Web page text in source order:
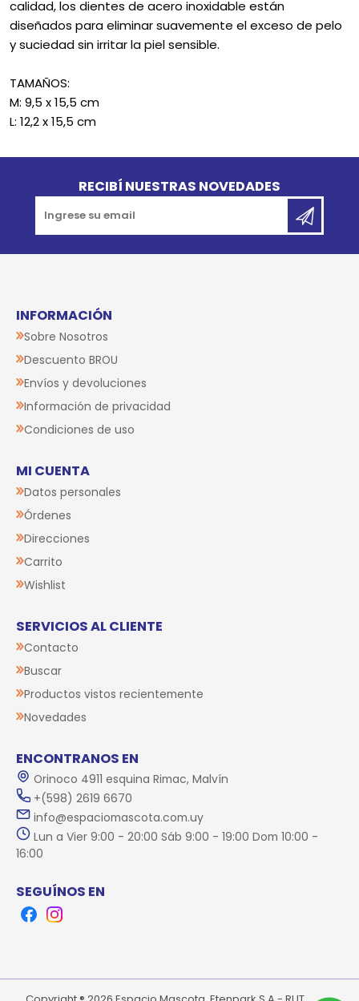
calidad, los dientes de acero inoxidable están
diseñados para eliminar suavemente el exceso de pelo
y suciedad sin irritar la piel sensible.
TAMAÑOS:
M: 9,5 x 15,5 cm
L: 12,2 x 15,5 cm
RECIBÍ NUESTRAS NOVEDADES
INFORMACIÓN
Sobre Nosotros
Descuento BROU
Envíos y devoluciones
Información de privacidad
Condiciones de uso
MI CUENTA
Datos personales
Órdenes
Direcciones
Carrito
Wishlist
SERVICIOS AL CLIENTE
Contacto
Buscar
Productos vistos recientemente
Novedades
ENCONTRANOS EN
Orinoco 4911 esquina Rimac, Malvín
+(598) 2619 6670
info@espaciomascota.com.uy
Lun a Vier 9:00 - 20:00 Sáb 9:00 - 19:00 Dom 10:00 -
16:00
SEGUÍNOS EN
FacebookInstagram